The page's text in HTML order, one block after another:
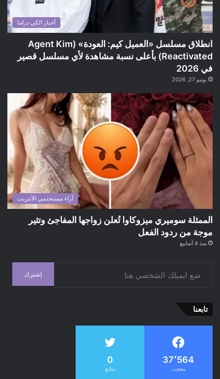
أخبار الكي دراما
انطلاق مسلسل «العميل كيم: العودة» (Agent Kim
Reactivated) بأعلى نسبة مشاهدة لأي مسلسل قصير
في 2026
يونيو 27, 2026
آراء مستخدمي الأنترنت
الممثلة سوميري ميزوكاوا تُعلن زواجها المفاجئ وتثير
موجة من ردود الفعل
منذ 4 أسابيع
إشترك
تابعنا
37٬564
معجب
0
متابع